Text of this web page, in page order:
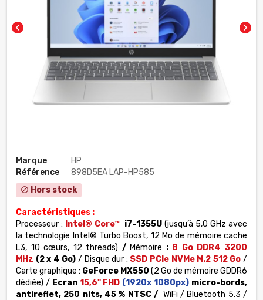
chevron_left chevron_right
Marque
HP
Référence
898D5EA LAP-HP585
block Hors stock
Caractéristiques :
Processeur : Intel® Core™ i7-1355U (jusqu’à 5,0 GHz avec
la technologie Intel® Turbo Boost, 12 Mo de mémoire cache
L3, 10 cœurs, 12 threads) / Mémoire :8 Go DDR4 3200
MHz (2 x 4 Go) / Disque dur : SSD PCIe NVMe M.2 512 Go /
Carte graphique : GeForce MX550 (2 Go de mémoire GDDR6
dédiée) / Ecran 15,6" FHD (1920x 1080px) micro-bords,
antireflet, 250 nits, 45 % NTSC/ WiFi / Bluetooth 5.3 /